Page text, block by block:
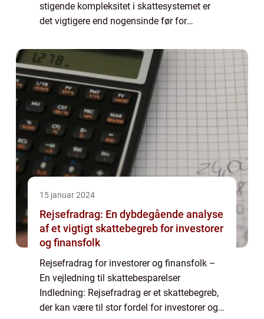
stigende kompleksitet i skattesystemet er
det vigtigere end nogensinde før for
greb om månedsfradrag. Denne artikel vil
give e...
15 januar 2024
Rejsefradrag: En dybdegående analyse
af et vigtigt skattebegreb for investorer
og finansfolk
Rejsefradrag for investorer og finansfolk –
En vejledning til skattebesparelser
Indledning: Rejsefradrag er et skattebegreb,
der kan være til stor fordel for investorer og